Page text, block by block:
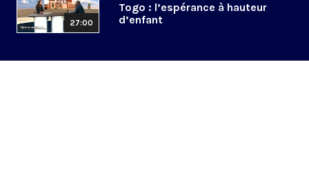
27:00
Togo : l’espérance à hauteur
d’enfant